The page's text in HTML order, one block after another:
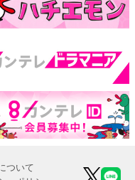
ついて